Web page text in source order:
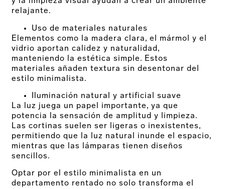
relajante.
Uso de materiales naturales
Elementos como la madera clara, el mármol y el
vidrio aportan calidez y naturalidad,
manteniendo la estética simple. Estos
materiales añaden textura sin desentonar del
estilo minimalista.
Iluminación natural y artificial suave
La luz juega un papel importante, ya que
potencia la sensación de amplitud y limpieza.
Las cortinas suelen ser ligeras o inexistentes,
permitiendo que la luz natural inunde el espacio,
mientras que las lámparas tienen diseños
sencillos.
Optar por el estilo minimalista en un
departamento rentado no solo transforma el